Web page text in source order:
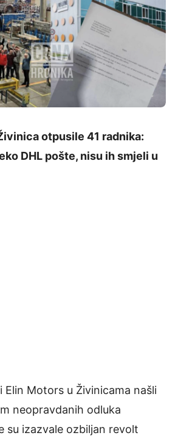
otpusile 41 radnika:
DHL pošte, nisu ih smjeli u
Elin Motors u Živinicama našli
neopravdanih odluka
su izazvale ozbiljan revolt